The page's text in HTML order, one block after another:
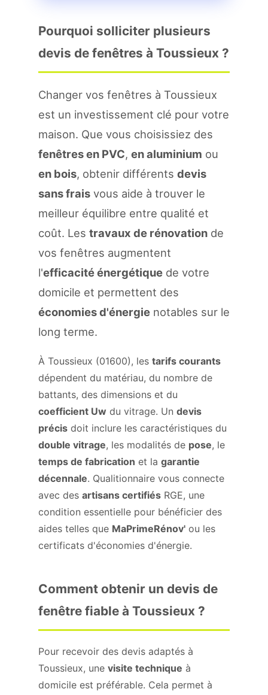
Pourquoi solliciter plusieurs
devis de fenêtres à Toussieux ?
Changer vos fenêtres à Toussieux
est un investissement clé pour votre
maison. Que vous choisissiez des
fenêtres en PVC, en aluminium ou
en bois, obtenir différents devis
sans frais vous aide à trouver le
meilleur équilibre entre qualité et
coût. Les travaux de rénovation de
vos fenêtres augmentent
l'efficacité énergétique de votre
domicile et permettent des
économies d'énergie notables sur le
long terme.
À Toussieux (01600), les tarifs courants
dépendent du matériau, du nombre de
battants, des dimensions et du
coefficient Uw du vitrage. Un devis
précis doit inclure les caractéristiques du
double vitrage, les modalités de pose, le
temps de fabrication et la garantie
décennale. Qualitionnaire vous connecte
avec des artisans certifiés RGE, une
condition essentielle pour bénéficier des
aides telles que MaPrimeRénov' ou les
certificats d'économies d'énergie.
Comment obtenir un devis de
fenêtre fiable à Toussieux ?
Pour recevoir des devis adaptés à
Toussieux, une visite technique à
domicile est préférable. Cela permet à